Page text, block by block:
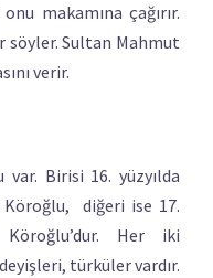
makamına çağırır.
söyler. Sultan Mahmut
verir.
Birisi 16. yüzyılda
Köroğlu, diğeri ise 17.
Her iki
türküler vardır.